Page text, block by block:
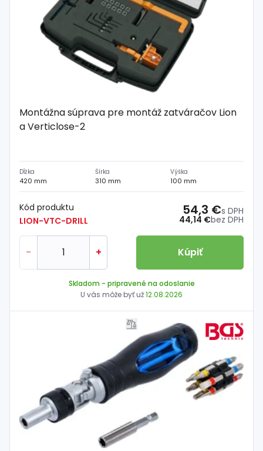
Montážna súprava pre montáž zatváračov Lion
a Verticlose-2
Dĺžka
420 mm
Šírka
310 mm
Výška
100 mm
Kód produktu
LION-VTC-DRILL
44,14 €bez DPH
54,3 €s DPH
- + Kúpiť
Skladom - pripravené na odoslanie
U vás môže byť už12.08.2026